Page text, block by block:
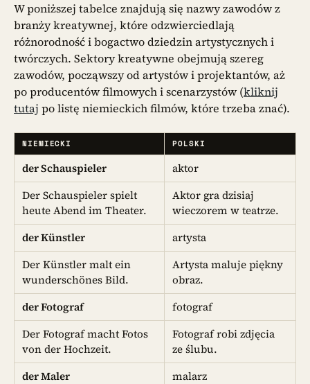
W poniższej tabelce znajdują się nazwy zawodów z
branży kreatywnej, które odzwierciedlają
różnorodność i bogactwo dziedzin artystycznych i
twórczych. Sektory kreatywne obejmują szereg
zawodów, począwszy od artystów i projektantów, aż
po producentów filmowych i scenarzystów (kliknij
tutaj po listę niemieckich filmów, które trzeba znać).
NIEMIECKI POLSKI
der Schauspieler
aktor
Der Schauspieler spielt
heute Abend im Theater.
Aktor gra dzisiaj
wieczorem w teatrze.
der Künstler
artysta
Der Künstler malt ein
wunderschönes Bild.
Artysta maluje piękny
obraz.
der Fotograf
fotograf
Der Fotograf macht Fotos
von der Hochzeit.
Fotograf robi zdjęcia
ze ślubu.
der Maler
malarz